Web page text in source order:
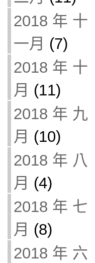
2018 年 十
一月 (7)
2018 年 十
月 (11)
2018 年 九
月 (10)
2018 年 八
月 (4)
2018 年 七
月 (8)
2018 年 六